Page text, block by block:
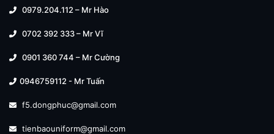
0979.204.112 – Mr Hào
0702 392 333 – Mr Vĩ
0901 360 744 – Mr Cường
0946759112 - Mr Tuấn
f5.dongphuc@gmail.com
tienbaouniform@gmail.com